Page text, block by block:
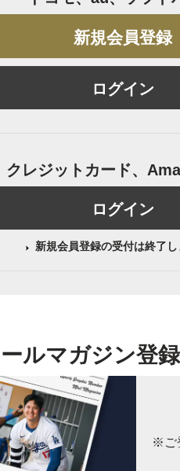
新規会員登録
ログイン
クレジットカード、
ログイン
新規会員登録の受付は終了し
ルマガジン登録
※ご